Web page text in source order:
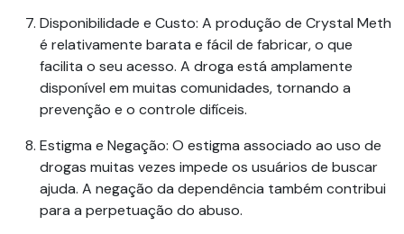
Disponibilidade e Custo: A produção de Crystal Meth
é relativamente barata e fácil de fabricar, o que
facilita o seu acesso. A droga está amplamente
disponível em muitas comunidades, tornando a
prevenção e o controle difíceis.
Estigma e Negação: O estigma associado ao uso de
drogas muitas vezes impede os usuários de buscar
ajuda. A negação da dependência também contribui
para a perpetuação do abuso.